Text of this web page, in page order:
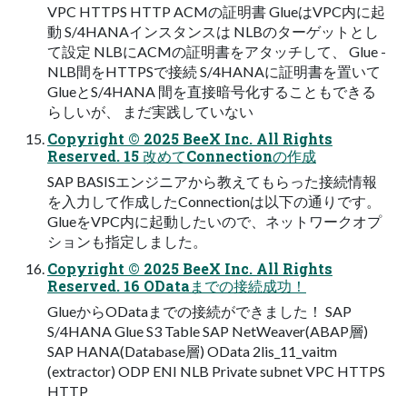
VPC HTTPS HTTP ACMの証明書 GlueはVPC内に起
動 S/4HANAインスタンスは NLBのターゲットとし
て設定 NLBにACMの証明書をアタッチして、 Glue -
NLB間をHTTPSで接続 S/4HANAに証明書を置いて
GlueとS/4HANA 間を直接暗号化することもできる
らしいが、 まだ実践していない
Copyright © 2025 BeeX Inc. All Rights
Reserved. 15 改めてConnectionの作成
SAP BASISエンジニアから教えてもらった接続情報
を入力して作成したConnectionは以下の通りです。
GlueをVPC内に起動したいので、ネットワークオプ
ションも指定しました。
Copyright © 2025 BeeX Inc. All Rights
Reserved. 16 ODataまでの接続成功！
GlueからODataまでの接続ができました！ SAP
S/4HANA Glue S3 Table SAP NetWeaver(ABAP層)
SAP HANA(Database層) OData 2lis_11_vaitm
(extractor) ODP ENI NLB Private subnet VPC HTTPS
HTTP